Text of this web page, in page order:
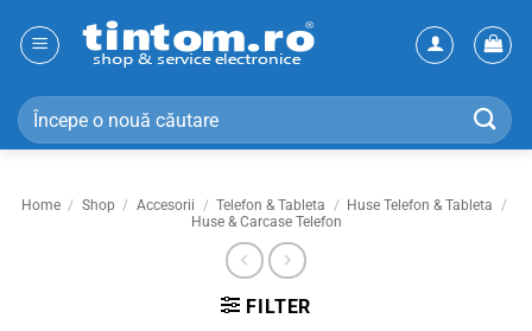
Search
for:
Home / Shop / Accesorii / Telefon & Tableta / Huse Telefon & Tableta /
Huse & Carcase Telefon
FILTER